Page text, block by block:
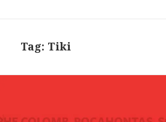
Tag: Tiki